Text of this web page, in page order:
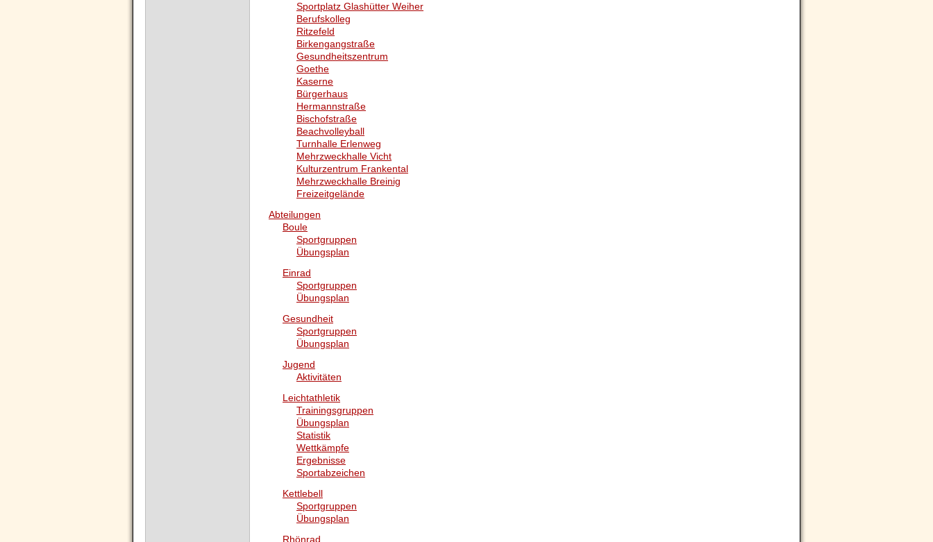
Sportplatz Glashütter Weiher
Berufskolleg
Ritzefeld
Birkengangstraße
Gesundheitszentrum
Goethe
Kaserne
Bürgerhaus
Hermannstraße
Bischofstraße
Beachvolleyball
Turnhalle Erlenweg
Mehrzweckhalle Vicht
Kulturzentrum Frankental
Mehrzweckhalle Breinig
Freizeitgelände
Abteilungen
Boule
Sportgruppen
Übungsplan
Einrad
Sportgruppen
Übungsplan
Gesundheit
Sportgruppen
Übungsplan
Jugend
Aktivitäten
Leichtathletik
Trainingsgruppen
Übungsplan
Statistik
Wettkämpfe
Ergebnisse
Sportabzeichen
Kettlebell
Sportgruppen
Übungsplan
Rhönrad